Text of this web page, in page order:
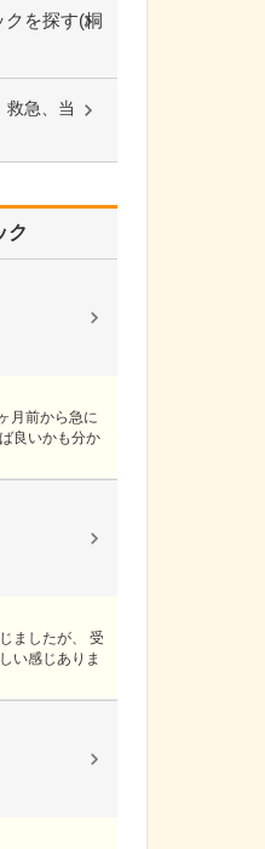
を探す(桐
救急、当
ク
月前から急に
良いかも分か
ましたが、 受
い感じありま